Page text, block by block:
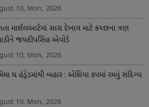
10, Mon, 2026
માર્શલઆર્ટમાં સારા દેખાવ માટે કચ્છના ત્રણ
જયદીપસિંહ એવોર્ડ
10, Mon, 2026
ધ હંડ્રેડમાંથી બહાર : એશિયા કપમાં રમવું સંદિગ્ધ
10, Mon, 2026